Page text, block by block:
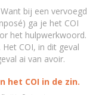
bij een vervoegd
ga je het COI
het hulpwerkwoord.
COI, in dit geval
ai van avoir.
het COI in de zin.